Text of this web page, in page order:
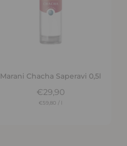
Marani Chacha Saperavi 0,5l
€29,90
€59,80/